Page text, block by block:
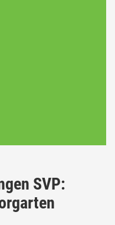
SVP: